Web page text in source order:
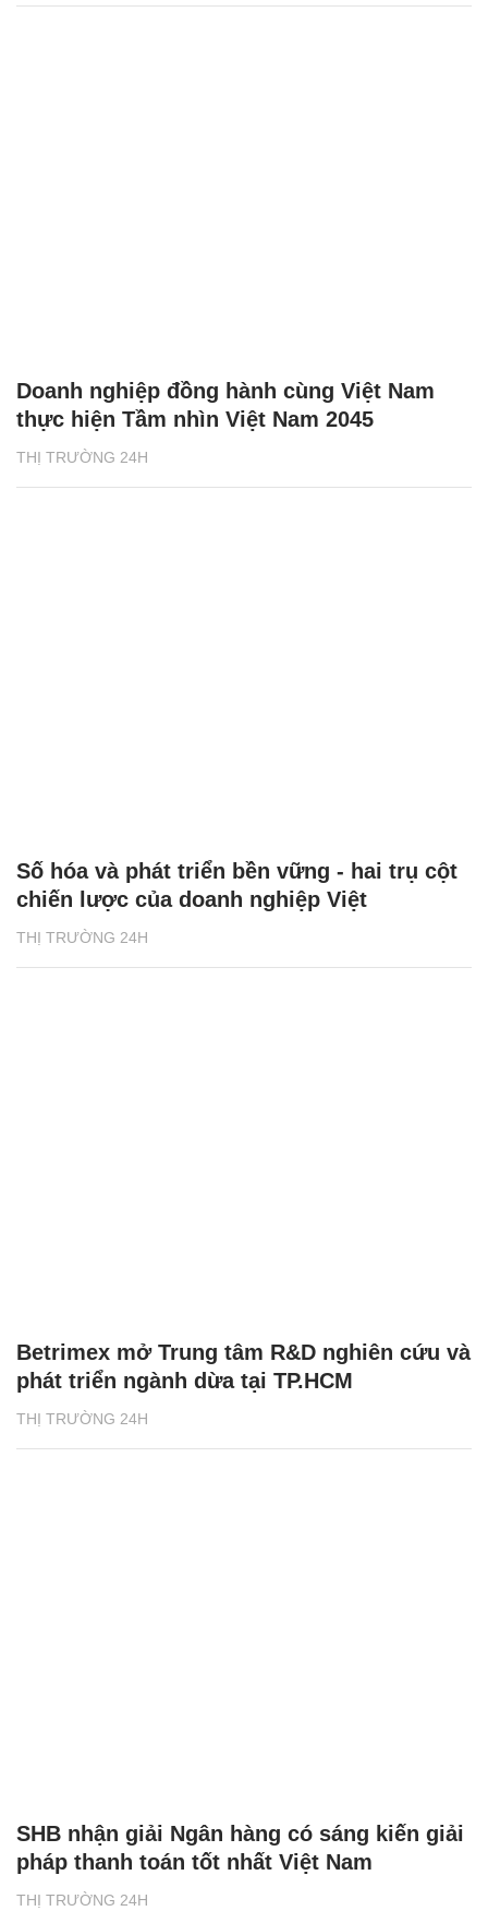
THỊ TRƯỜNG 24H
Doanh nghiệp đồng hành cùng Việt Nam
thực hiện Tầm nhìn Việt Nam 2045
THỊ TRƯỜNG 24H
Số hóa và phát triển bền vững - hai trụ cột
chiến lược của doanh nghiệp Việt
THỊ TRƯỜNG 24H
Betrimex mở Trung tâm R&D nghiên cứu và
phát triển ngành dừa tại TP.HCM
THỊ TRƯỜNG 24H
SHB nhận giải Ngân hàng có sáng kiến giải
pháp thanh toán tốt nhất Việt Nam